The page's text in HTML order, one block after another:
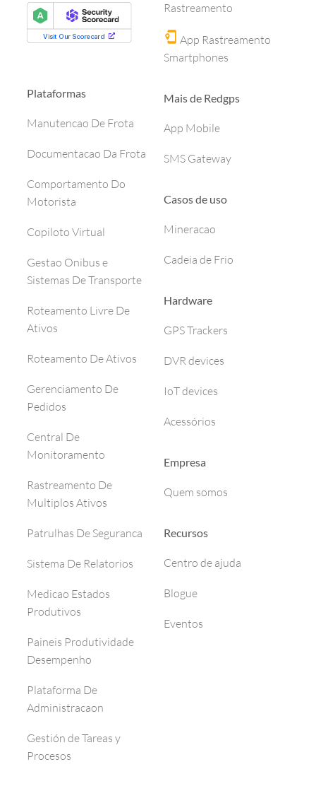
Plataformas
Manutencao De Frota
Documentacao Da Frota
Comportamento Do
Motorista
Copiloto Virtual
Gestao Onibus e
Sistemas De Transporte
Roteamento Livre De
Ativos
Roteamento De Ativos
Gerenciamento De
Pedidos
Central De
Monitoramento
Rastreamento De
Multiplos Ativos
Patrulhas De Seguranca
Sistema De Relatorios
Medicao Estados
Produtivos
Paineis Produtividade
Desempenho
Plataforma De
Administracaon
Gestión de Tareas y
Procesos
Rastreamento
App Rastreamento
Smartphones
Mais de Redgps
App Mobile
SMS Gateway
Casos de uso
Mineracao
Cadeia de Frio
Hardware
GPS Trackers
DVR devices
IoT devices
Acessórios
Empresa
Quem somos
Recursos
Centro de ajuda
Blogue
Eventos